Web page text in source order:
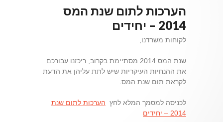
הערכות לתום שנת המס
2014 – יחידים
לקוחות משרדנו,
שנת המס 2014 מסתיימת בקרוב, ריכזנו עבורכם
את ההנחיות העיקריות שיש לתת עליהן את הדעת
לקראת תום שנת המס.
לכניסה למסמך המלא לחץ הערכות לתום שנת
2014 – יחידים